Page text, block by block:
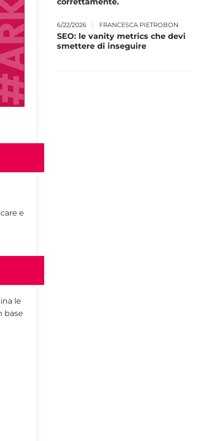
e
le
base
6/22/2026 | FRANCESCA PIETROBON
SEO: le vanity metrics che devi
smettere di inseguire